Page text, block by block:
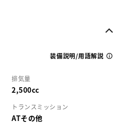
装備説明/用語解説
排気量
2,500cc
トランスミッション
ATその他